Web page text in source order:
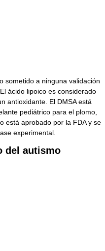
sometido a ninguna validación
ácido lipoico es considerado
antioxidante. El DMSA está
pediátrico para el plomo,
está aprobado por la FDA y se
experimental.
del autismo